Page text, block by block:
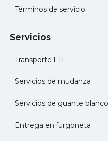
Términos de servicio
Servicios
Transporte FTL
Servicios de mudanza
Servicios de guante blanco
Entrega en furgoneta